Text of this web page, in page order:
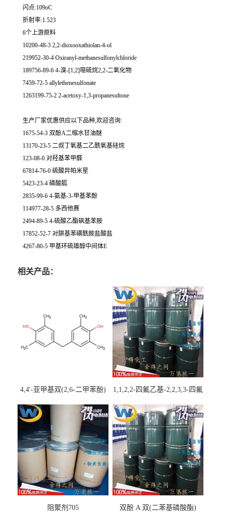
闪点:109oC
折射率:1.523
6个上游原料
10200-48-3 2,2-dioxooxathiolan-4-ol
219952-30-4 Oxiranyl-methanesulfonylchloride
189756-89-6 4-溴-[1,2]噁硫烷2,2-二氧化物
7459-72-5 allylethenesulfonate
1263199-75-2 2-acetoxy-1,3-propanesultone
生产厂家优惠供应以下品种,欢迎咨询:
1675-54-3 双酚A二缩水甘油醚
13170-23-5 二叔丁氧基二乙酰氧基硅烷
123-08-0 对羟基苯甲醛
67814-76-0 硫酸异帕米星
5423-23-4 磷酸胍
2835-99-6 4-氨基-3-甲基苯酚
114977-28-5 多西他赛
2494-89-5 4-硫酸乙酯砜基苯胺
17852-52-7 对肼基苯磺酰胺盐酸盐
4267-80-5 甲基环硫雄醇中间体E
相关产品：
4,4'-亚甲基双(2,6-二甲苯酚)
1,1,2,2-四氟乙基-2,2,3,3-四氟
阻聚剂705 双酚 A 双(二苯基磷酸酯)